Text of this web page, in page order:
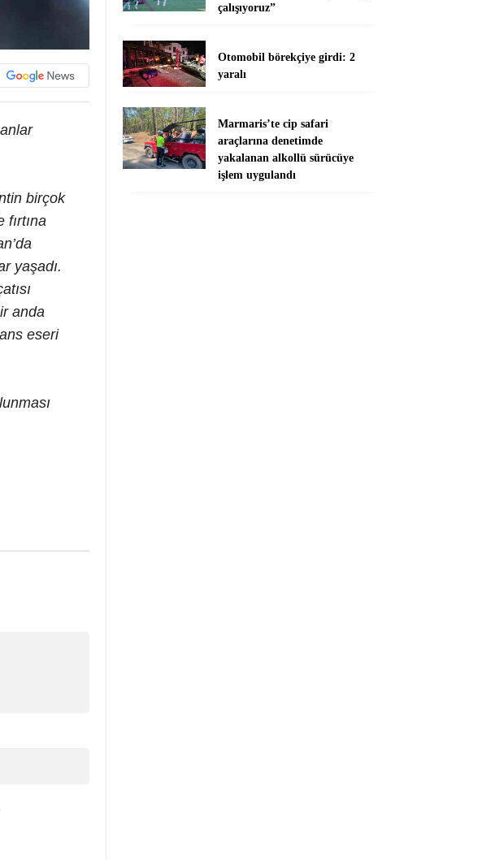
birçok
yaşadı.
anda
eseri
çalışıyoruz”
Otomobil börekçiye girdi: 2
yaralı
Marmaris’te cip safari
araçlarına denetimde
yakalanan alkollü sürücüye
işlem uygulandı